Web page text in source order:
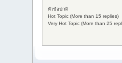
หัวข้อปกติ
Hot Topic (More than 15 replies)
Very Hot Topic (More than 25